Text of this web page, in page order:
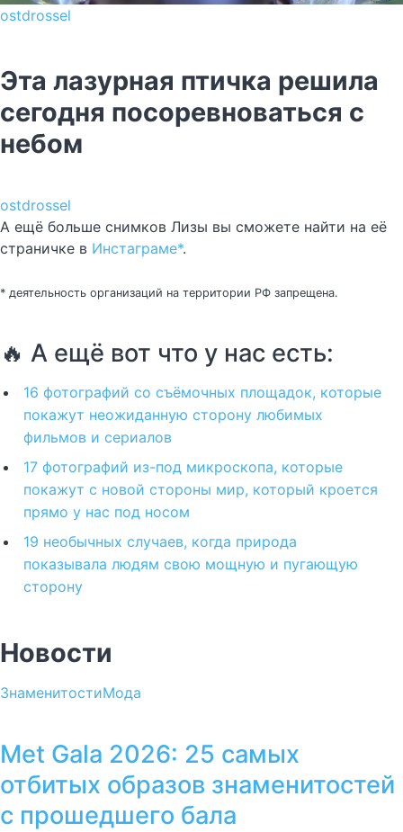
ostdrossel
Эта лазурная птичка решила
сегодня посоревноваться с
небом
ostdrossel
А ещё больше снимков Лизы вы сможете найти на её
страничке в Инстаграме*.
* деятельность организаций на территории РФ запрещена.
🔥 А ещё вот что у нас есть:
16 фотографий со съёмочных площадок, которые
покажут неожиданную сторону любимых
фильмов и сериалов
17 фотографий из-под микроскопа, которые
покажут с новой стороны мир, который кроется
прямо у нас под носом
19 необычных случаев, когда природа
показывала людям свою мощную и пугающую
сторону
Новости
ЗнаменитостиМода
Met Gala 2026: 25 самых
отбитых образов знаменитостей
с прошедшего бала